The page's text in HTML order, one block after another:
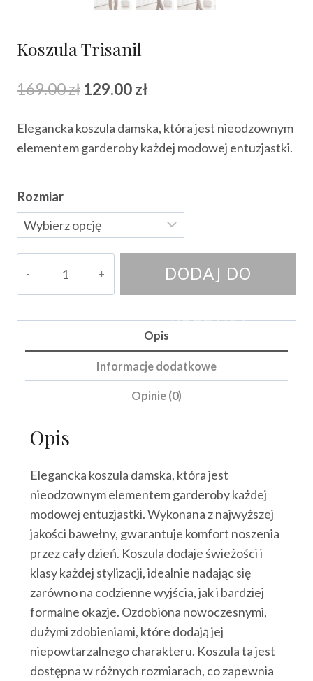
Koszula Trisanil
169.00zł Pierwotna
wynosiła:
129.00zł
wynosi:
Elegancka koszula damska, która jest nieodzownym
elementem garderoby każdej modowej entuzjastki.
Rozmiar
DODAJ DO
KOSZYKA
Opis
Informacje dodatkowe
Opinie (0)
Opis
Elegancka koszula damska, która jest
nieodzownym elementem garderoby każdej
modowej entuzjastki. Wykonana z najwyższej
jakości bawełny, gwarantuje komfort noszenia
przez cały dzień. Koszula dodaje świeżości i
klasy każdej stylizacji, idealnie nadając się
zarówno na codzienne wyjścia, jak i bardziej
formalne okazje. Ozdobiona nowoczesnymi,
dużymi zdobieniami, które dodają jej
niepowtarzalnego charakteru. Koszula ta jest
dostępna w różnych rozmiarach, co zapewnia